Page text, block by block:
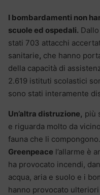
I bombardamenti non
scuole ed ospedali.
stati 703 attacchi
sanitarie, che hanno
della capacità di
2.619 istituti scolastici
sono stati interamente
Un’altra distruzione, più
e riguarda molto da
fauna che li
Greenpeace l’allarme è
ha provocato incendi,
acqua, aria e suolo e i
hanno provocato